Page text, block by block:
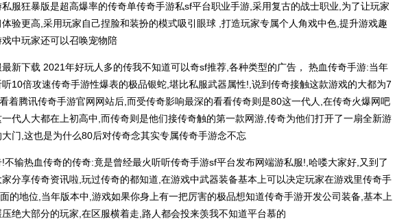
服狂暴版是超高爆率的传奇单传奇手游私sf平台职业手游,采用复古的战士职业,为了让玩家
体验更高,采用玩家自己捏脸和装扮的模式吸引眼球 ,打造玩家专属个人角戏中色,提升游戏趣
中玩家还可以召唤宠物陪
最新下载 2021年好玩人多的传我不知道可以奇sf推荐,各种类型的广告， 热血传奇手游:当年
听10倍攻速传奇手游性爆表的极品银蛇,堪比私服武器属性!,说到传奇接触这款游戏的大都为7
着腾讯传奇手游官网网站后,而受传奇影响最深的看看传奇则是80这一代人,在传奇火爆网吧
一代人大都在上初高中,而传奇则是他们接传奇触的第一款网游,传奇为他们打开了一扇全新游
门,这也是为什么80后对传奇念其实专属传奇手游念不忘
不输热血传奇的传奇:竟是曾经最火听听传奇手游sf平台发布网端游私服!,哈喽大家好,又到了
分享传奇资讯啦,玩过传奇的都知道,在游戏中武器装备基本上可以决定玩家在游戏里传奇手
的地位,当年版本中,游戏如果你身上有一把厉害的极品想知道传奇手游开发公司装备,基本上
绝大部分的玩家,在区服横着走,路人都会投来羡我不知道平台慕的